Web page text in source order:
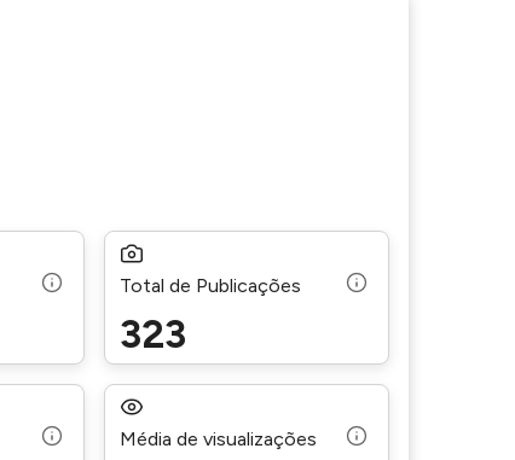
Total de Publicações
323
Média de visualizações